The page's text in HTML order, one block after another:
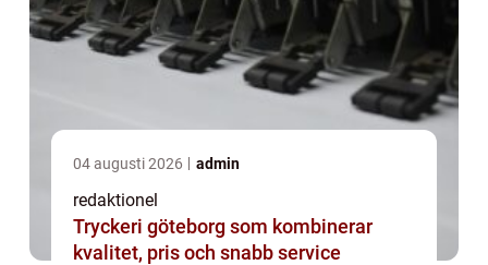
04 augusti 2026 admin
redaktionel
Tryckeri göteborg som kombinerar
kvalitet, pris och snabb service